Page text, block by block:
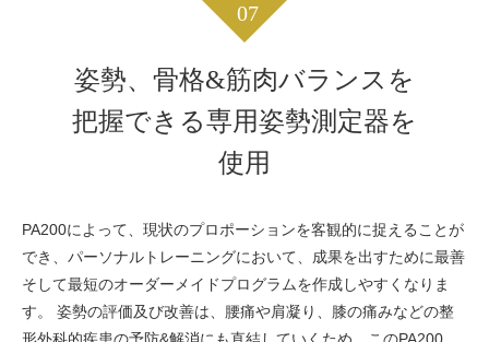
07
姿勢、骨格&筋肉バランスを
把握できる専用姿勢測定器を
使用
PA200によって、現状のプロポーションを客観的に捉えることが
でき、パーソナルトレーニングにおいて、成果を出すために最善
そして最短のオーダーメイドプログラムを作成しやすくなりま
す。 姿勢の評価及び改善は、腰痛や肩凝り、膝の痛みなどの整